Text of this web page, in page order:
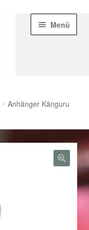
Menü
Anhänger Känguru